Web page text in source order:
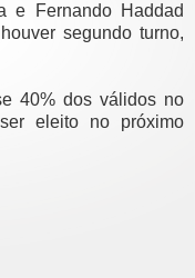
e Fernando Haddad
segundo turno,
40% dos válidos no
eleito no próximo